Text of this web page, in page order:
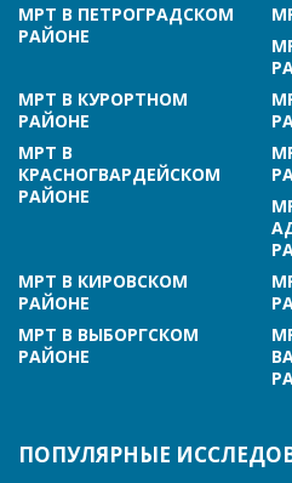
МРТ В ПЕТРОГРАДСКОМ
РАЙОНЕ
МРТ В КУРОРТНОМ
РАЙОНЕ
МРТ В
КРАСНОГВАРДЕЙСКОМ
РАЙОНЕ
МРТ В КИРОВСКОМ
РАЙОНЕ
МРТ В ВЫБОРГСКОМ
РАЙОНЕ
ПОПУЛЯРНЫЕ